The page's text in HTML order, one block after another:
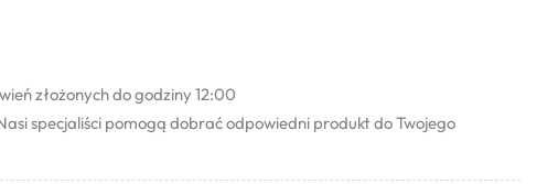
złożonych do godziny 12:00
specjaliści pomogą dobrać odpowiedni produkt do Twojego